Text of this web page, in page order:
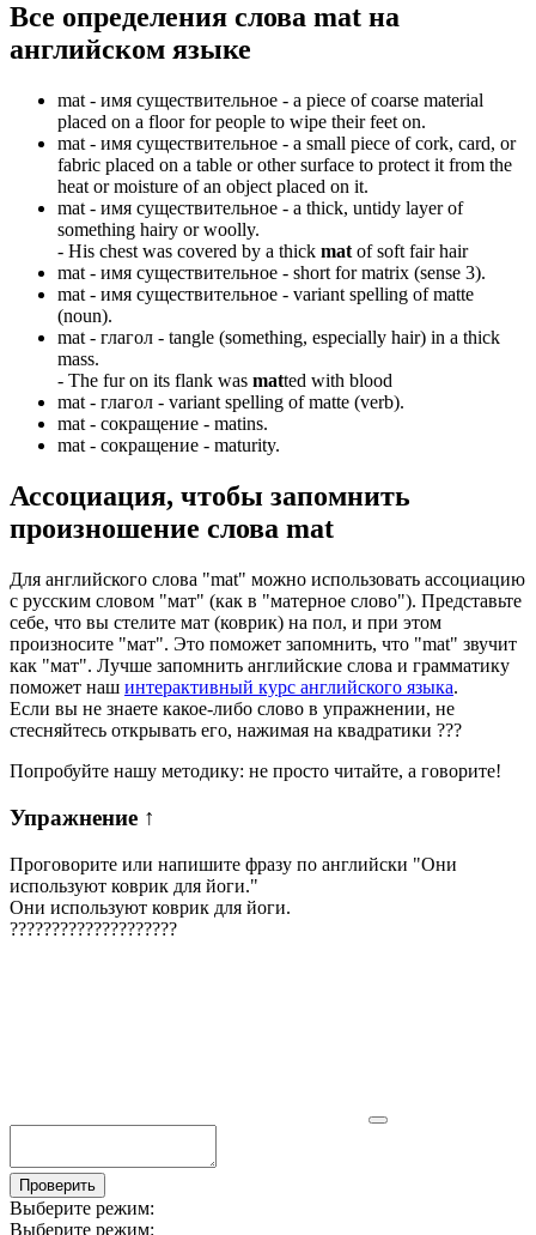
Все определения слова mat на
английском языке
mat - имя существительное - a piece of coarse material
placed on a floor for people to wipe their feet on.
mat - имя существительное - a small piece of cork, card, or
fabric placed on a table or other surface to protect it from the
heat or moisture of an object placed on it.
mat - имя существительное - a thick, untidy layer of
something hairy or woolly.
- His chest was covered by a thick mat of soft fair hair
mat - имя существительное - short for matrix (sense 3).
mat - имя существительное - variant spelling of matte
(noun).
mat - глагол - tangle (something, especially hair) in a thick
mass.
- The fur on its flank was matted with blood
mat - глагол - variant spelling of matte (verb).
mat - сокращение - matins.
mat - сокращение - maturity.
Ассоциация, чтобы запомнить
произношение слова mat
Для английского слова "mat" можно использовать ассоциацию
с русским словом "мат" (как в "матерное слово"). Представьте
себе, что вы стелите мат (коврик) на пол, и при этом
произносите "мат". Это поможет запомнить, что "mat" звучит
как "мат". Лучше запомнить английские слова и грамматику
поможет наш интерактивный курс английского языка.
Если вы не знаете какое-либо слово в упражнении, не
стесняйтесь открывать его, нажимая на квадратики ???
Попробуйте нашу методику: не просто читайте, а говорите!
Упражнение ↑
Проговорите или напишите фразу по английски "Они
используют коврик для йоги."
Они используют коврик для йоги.
????????????????????
Проверить
Выберите режим:
Выберите режим: